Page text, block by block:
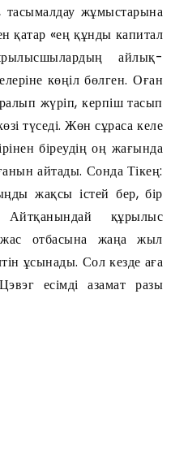
тасымалдау жұмыстарына
қатар «ең құнды капитал
айлық-
көңіл бөлген. Оған
жүріп, керпіш тасып
түседі. Жөн сұраса келе
біреудің оң жағында
айтады. Сонда Тікең:
жақсы істей бер, бір
құрылыс
отбасына жаңа жыл
ұсынады. Сол кезде аға
есімді азамат разы